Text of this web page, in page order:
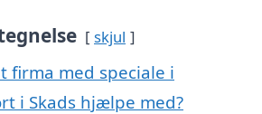
skjul
firma med speciale i
i Skads hjælpe med?